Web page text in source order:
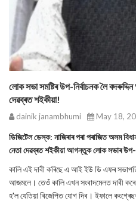
লোক সভা সমষ্টিৰ উপ-নির্বাচনক লৈ
দেৱব্ৰত শইকীয়া!
dainik janambhumi May 18,
ডিজিটেল ডেস্ক: নাজিৰাৰ পৰা পৰাজিত অসম
নেতা দেৱব্ৰত শইকীয়া আগন্তুক লোক সভাৰ উপ-
কালি এই দাবী কৰিছে এ আই ইউ ডি এফৰ সভাপতি
আজমলে। তেওঁ কালি এখন সংবাদমেলত দাবী কৰে
হ'ল যেতিয়া বিজেপিত যোগ দিব। ইফালে